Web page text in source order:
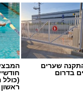
שערים
בדרום
ראשון